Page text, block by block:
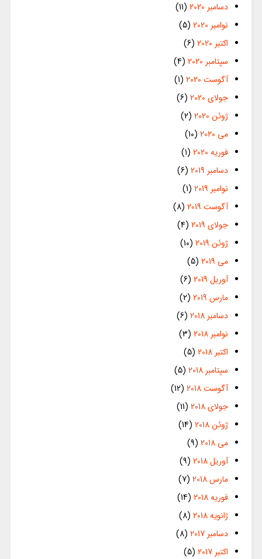
دسامبر 2020
(11)
نوامبر 2020
(5)
اکتبر 2020
(6)
سپتامبر 2020
(4)
آگوست 2020
(1)
جولای 2020
(6)
ژوئن 2020
(2)
می 2020
(10)
فوریه 2020
(1)
دسامبر 2019
(6)
نوامبر 2019
(1)
آگوست 2019
(8)
جولای 2019
(4)
ژوئن 2019
(10)
می 2019
(5)
آوریل 2019
(6)
مارس 2019
(2)
دسامبر 2018
(6)
نوامبر 2018
(3)
اکتبر 2018
(5)
سپتامبر 2018
(5)
آگوست 2018
(12)
جولای 2018
(11)
ژوئن 2018
(14)
می 2018
(9)
آوریل 2018
(9)
مارس 2018
(7)
فوریه 2018
(14)
ژانویه 2018
(8)
دسامبر 2017
(8)
اکتبر 2017
(5)